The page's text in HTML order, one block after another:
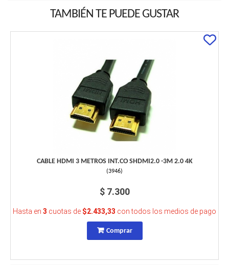
TAMBIÉN TE PUEDE GUSTAR
CABLE HDMI 3 METROS INT.CO SHDMI2.0 -3M 2.0 4K
(3946)
$ 7.300
Hasta en 3 cuotas de $2.433,33 con todos los medios de pago
Comprar